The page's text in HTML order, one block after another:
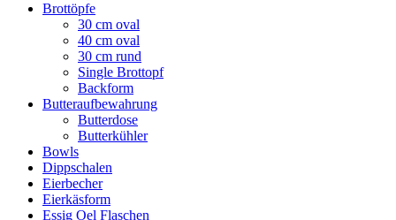
Brottöpfe
30 cm oval
40 cm oval
30 cm rund
Single Brottopf
Backform
Butteraufbewahrung
Butterdose
Butterkühler
Bowls
Dippschalen
Eierbecher
Eierkäsform
Essig Oel Flaschen